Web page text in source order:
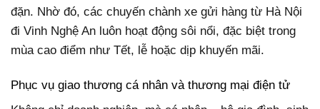
đặn. Nhờ đó, các chuyến chành xe gửi hàng từ Hà Nội
đi Vinh Nghệ An luôn hoạt động sôi nổi, đặc biệt trong
mùa cao điểm như Tết, lễ hoặc dịp khuyến mãi.
Phục vụ giao thương cá nhân và thương mại điện tử